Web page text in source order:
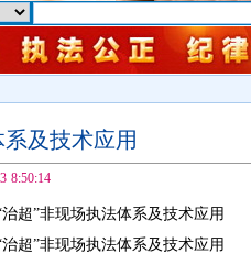
及技术应用
8:50:14
治超”非现场执法体系及技术应用
治超”非现场执法体系及技术应用